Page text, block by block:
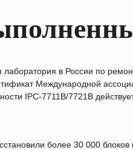
лаборатория в России по
Международной
IPC-7711B/7721B
более 30 000